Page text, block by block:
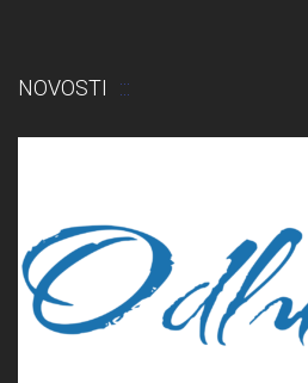
NOVOSTI